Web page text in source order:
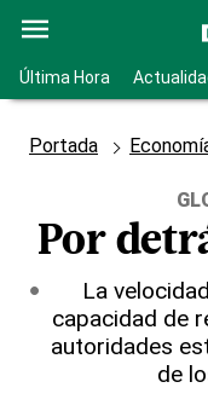
Última Hora
Portada
Por
La
capacidad de
autoridades
de